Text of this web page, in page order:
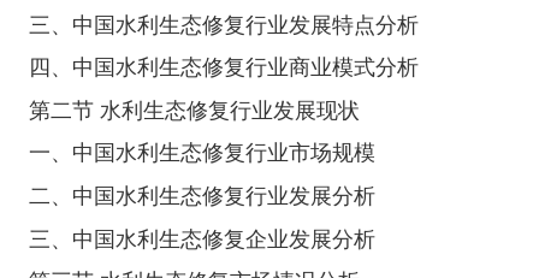
三、中国水利生态修复行业发展特点分析
四、中国水利生态修复行业商业模式分析
第二节 水利生态修复行业发展现状
一、中国水利生态修复行业市场规模
二、中国水利生态修复行业发展分析
三、中国水利生态修复企业发展分析